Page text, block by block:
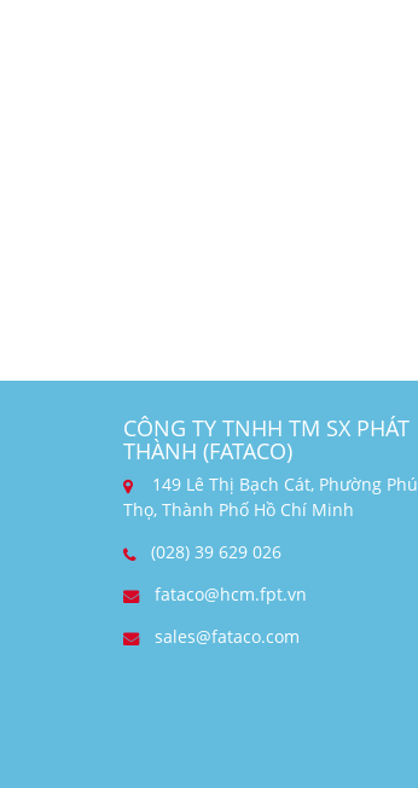
CÔNG TY TNHH TM SX PHÁT
THÀNH (FATACO)
149 Lê Thị Bạch Cát, Phường Phú
Thọ, Thành Phố Hồ Chí Minh
(028) 39 629 026
fataco@hcm.fpt.vn
sales@fataco.com